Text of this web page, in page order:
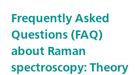
Frequently Asked
Questions (FAQ)
about Raman
spectroscopy: Theory